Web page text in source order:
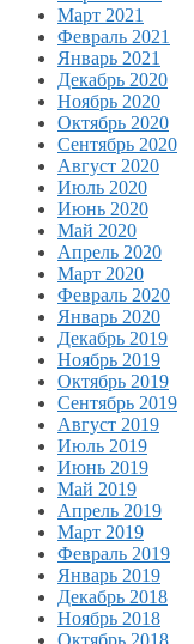
Март 2021
Февраль 2021
Январь 2021
Декабрь 2020
Ноябрь 2020
Октябрь 2020
Сентябрь 2020
Август 2020
Июль 2020
Июнь 2020
Май 2020
Апрель 2020
Март 2020
Февраль 2020
Январь 2020
Декабрь 2019
Ноябрь 2019
Октябрь 2019
Сентябрь 2019
Август 2019
Июль 2019
Июнь 2019
Май 2019
Апрель 2019
Март 2019
Февраль 2019
Январь 2019
Декабрь 2018
Ноябрь 2018
Октябрь 2018